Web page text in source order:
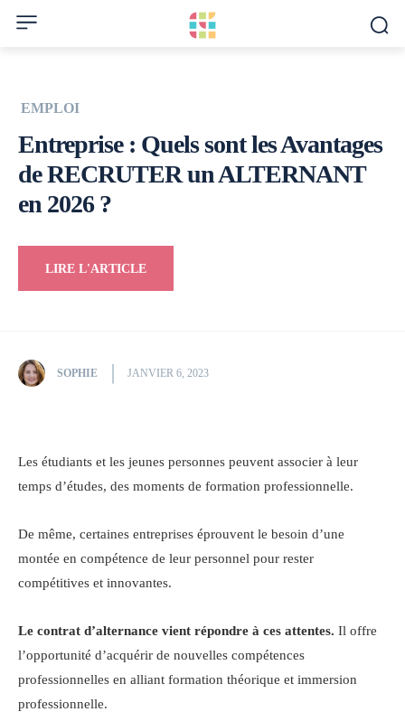
EMPLOI
Entreprise : Quels sont les Avantages
de RECRUTER un ALTERNANT
en 2026 ?
LIRE L'ARTICLE
SOPHIE JANVIER 6, 2023
Les étudiants et les jeunes personnes peuvent associer à leur
temps d’études, des moments de formation professionnelle.
De même, certaines entreprises éprouvent le besoin d’une
montée en compétence de leur personnel pour rester
compétitives et innovantes.
Le contrat d’alternance vient répondre à ces attentes. Il offre
l’opportunité d’acquérir de nouvelles compétences
professionnelles en alliant formation théorique et immersion
professionnelle.